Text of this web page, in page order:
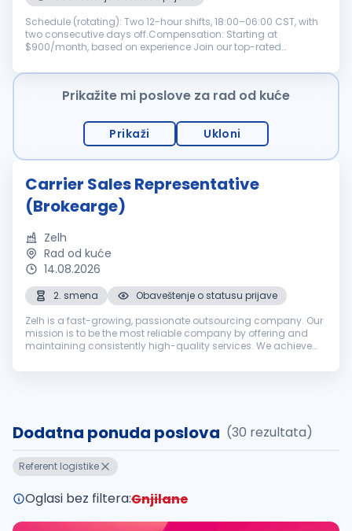
Schedule (rotating): Two 12-hour shifts, 18:00–06:00 CST, with
two consecutive days off.Compensation: Starting at
$900/month, based on experience Join our top-rated
excellence. Are you experienced ...
Prikažite mi poslove za rad od kuće
Prikaži Ukloni
Carrier Sales Representative
(Brokearge)
Zelh
Rad od kuće
14.08.2026
2. smena
Obaveštenje o statusu prijave
Zelh is a fast-growing, passionate outsourcing company. Our
mission is to be the most reliable company by offering and
maintaining consistently high-quality services. We achieve
customers, employe...
Dodatna ponuda poslova (30 rezultata)
Referent logistike
Oglasi bez filtera:Gnjilane